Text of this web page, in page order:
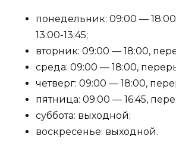
понедельник: 09:00 —
13:00-13:45;
вторник: 09:00 — 18:00,
среда: 09:00 — 18:00,
четверг: 09:00 — 18:00,
пятница: 09:00 — 16:45,
суббота: выходной;
воскресенье: выходной.